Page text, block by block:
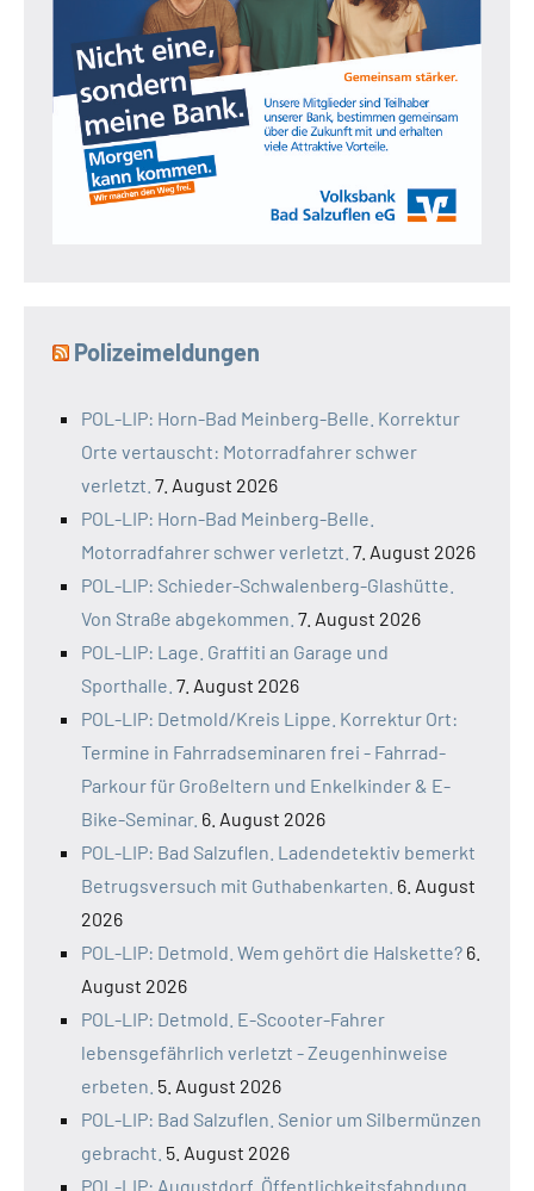
Polizeimeldungen
POL-LIP: Horn-Bad Meinberg-Belle. Korrektur
Orte vertauscht: Motorradfahrer schwer
verletzt. 7. August 2026
POL-LIP: Horn-Bad Meinberg-Belle.
Motorradfahrer schwer verletzt. 7. August 2026
POL-LIP: Schieder-Schwalenberg-Glashütte.
Von Straße abgekommen. 7. August 2026
POL-LIP: Lage. Graffiti an Garage und
Sporthalle. 7. August 2026
POL-LIP: Detmold/Kreis Lippe. Korrektur Ort:
Termine in Fahrradseminaren frei - Fahrrad-
Parkour für Großeltern und Enkelkinder & E-
Bike-Seminar. 6. August 2026
POL-LIP: Bad Salzuflen. Ladendetektiv bemerkt
Betrugsversuch mit Guthabenkarten. 6. August
2026
POL-LIP: Detmold. Wem gehört die Halskette? 6.
August 2026
POL-LIP: Detmold. E-Scooter-Fahrer
lebensgefährlich verletzt - Zeugenhinweise
erbeten. 5. August 2026
POL-LIP: Bad Salzuflen. Senior um Silbermünzen
gebracht. 5. August 2026
POL-LIP: Augustdorf. Öffentlichkeitsfahndung